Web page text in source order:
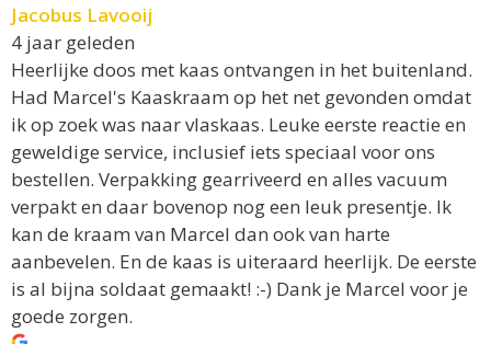
Jacobus Lavooij
4 jaar geleden
Heerlijke doos met kaas ontvangen in het buitenland.
Had Marcel's Kaaskraam op het net gevonden omdat
ik op zoek was naar vlaskaas. Leuke eerste reactie en
geweldige service, inclusief iets speciaal voor ons
bestellen. Verpakking gearriveerd en alles vacuum
verpakt en daar bovenop nog een leuk presentje. Ik
kan de kraam van Marcel dan ook van harte
aanbevelen. En de kaas is uiteraard heerlijk. De eerste
is al bijna soldaat gemaakt! :-) Dank je Marcel voor je
goede zorgen.